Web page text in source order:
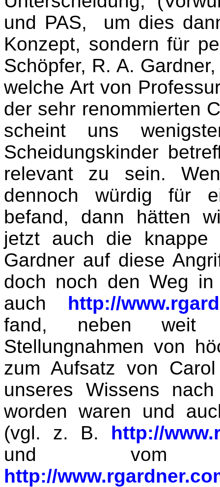
und PAS, um dies
Konzept, sondern für
Schöpfer, R. A.
welche Art von
der sehr renommierten
scheint uns
Scheidungskinder
relevant zu sein.
dennoch würdig für
befand, dann hätten
jetzt auch die knappe
Gardner auf diese
doch noch den Weg
auch http://
fand, neben weit
Stellungnahmen von
zum Aufsatz von
unseres Wissens
worden waren und
(vgl. z. B. http://
und vom
http://